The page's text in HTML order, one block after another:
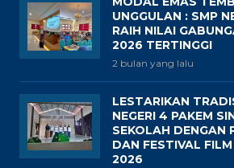
UNGGULAN : SMP
RAIH NILAI
2026 TERTINGGI
2 bulan yang lalu
LESTARIKAN
NEGERI 4 PAKEM
SEKOLAH DENGAN
DAN FESTIVAL
2026